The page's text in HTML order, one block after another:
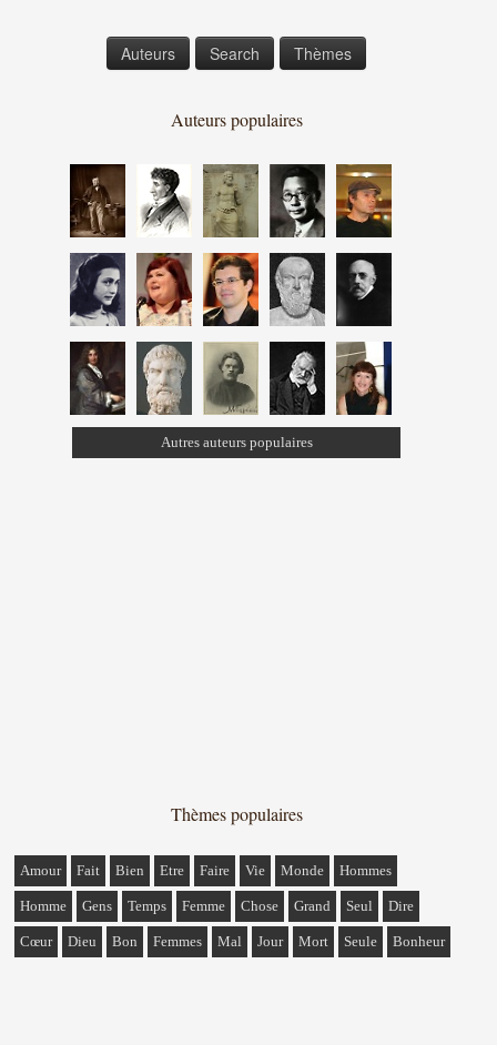
Auteurs Search Thèmes
Auteurs populaires
Autres auteurs populaires
Thèmes populaires
Amour Fait Bien Etre Faire Vie Monde Hommes
Homme Gens Temps Femme Chose Grand Seul Dire
Cœur Dieu Bon Femmes Mal Jour Mort Seule Bonheur